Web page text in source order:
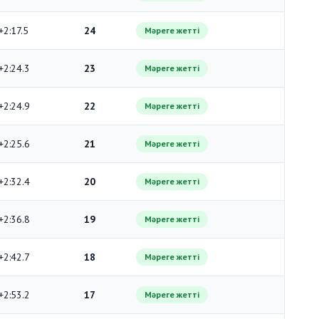
24 Мәреге жетті
23 Мәреге жетті
22 Мәреге жетті
21 Мәреге жетті
20 Мәреге жетті
19 Мәреге жетті
18 Мәреге жетті
17 Мәреге жетті